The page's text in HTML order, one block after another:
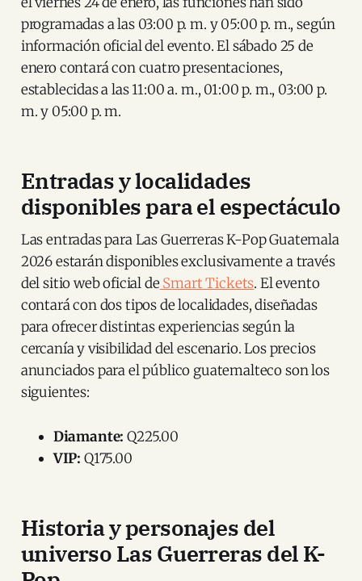
programadas a las 03:00 p. m. y 05:00 p. m., según
información oficial del evento. El sábado 25 de
enero contará con cuatro presentaciones,
establecidas a las 11:00 a. m., 01:00 p. m., 03:00 p.
m. y 05:00 p. m.
Entradas y localidades
disponibles para el espectáculo
Las entradas para Las Guerreras K-Pop Guatemala
2026 estarán disponibles exclusivamente a través
del sitio web oficial de Smart Tickets. El evento
contará con dos tipos de localidades, diseñadas
para ofrecer distintas experiencias según la
cercanía y visibilidad del escenario. Los precios
anunciados para el público guatemalteco son los
siguientes:
Diamante: Q225.00
VIP: Q175.00
Historia y personajes del
universo Las Guerreras del K-